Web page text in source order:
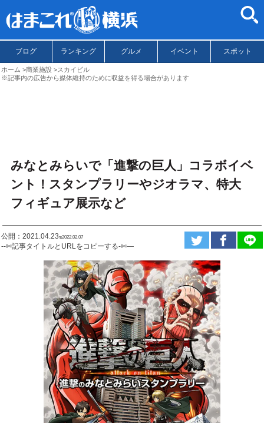
ブログ ランキング グルメ イベント スポット
ホーム 商業施設
スカイビル
※記事内の広告から媒体維持のために収益を得る場合があります
みなとみらいで「進撃の巨人」コラボイベ
ント！スタンプラリーやジオラマ、特大
フィギュア展示など
公開：2021.04.23ಇ2022.02.07
--✄記事タイトルとURLをコピーする-✄—